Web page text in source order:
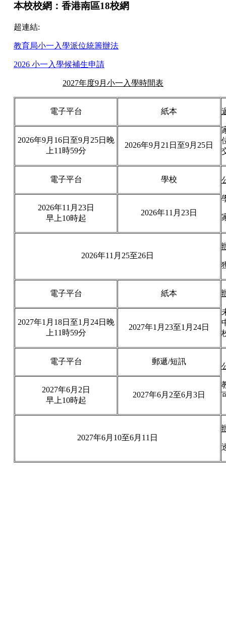
本校校網：香港南區18校網
超連結:
教育局小一入學派位統籌辦法
2026 小一入學候補生申請
2027年度9月小一入學時間表
電子平台 紙本
2026年9月16日 至9月25日晚
上11時59分
2026年9月21 日 至9月25日
電子平台 學校
2026年11月23日
早上10時起
2026年11月23日
2026年11月25至26日
電子平台 紙本
2027年1月18日至1月24日晚
上11時59分
2027年1月23至1月24日
電子平台 郵遞/短訊
2027年6月2 日
早上10時起
2027年6月2至6月3日
2027年6月10至6月11日